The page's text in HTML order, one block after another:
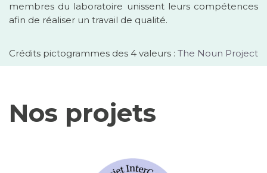
membres du laboratoire unissent leurs compétences
afin de réaliser un travail de qualité.
Crédits pictogrammes des 4 valeurs : The Noun Project
Nos projets